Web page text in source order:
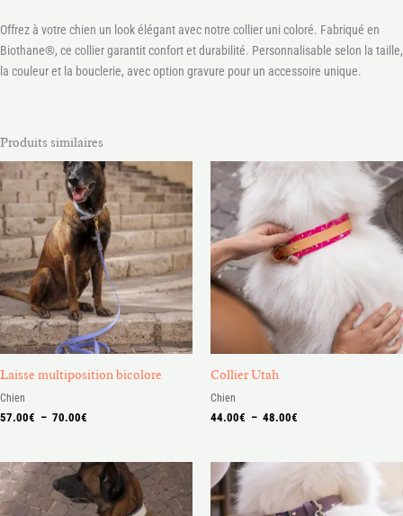
Offrez à votre chien un look élégant avec notre collier uni coloré. Fabriqué en
Biothane®, ce collier garantit confort et durabilité. Personnalisable selon la taille,
la couleur et la bouclerie, avec option gravure pour un accessoire unique.
Produits similaires
Laisse multiposition bicolore
Chien
57.00€ – 70.00€
Plage
de
prix :
57.00€
à
70.00€
Collier Utah
Chien
44.00€ – 48.00€
44.00€
48.00€
Plage
de
prix :
40.00€
de
prix :
21.00€